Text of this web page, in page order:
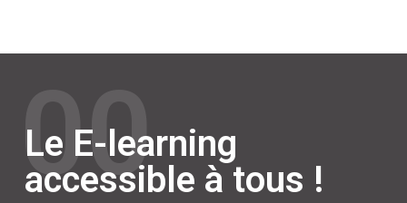
00
Le E-learning
accessible à tous !